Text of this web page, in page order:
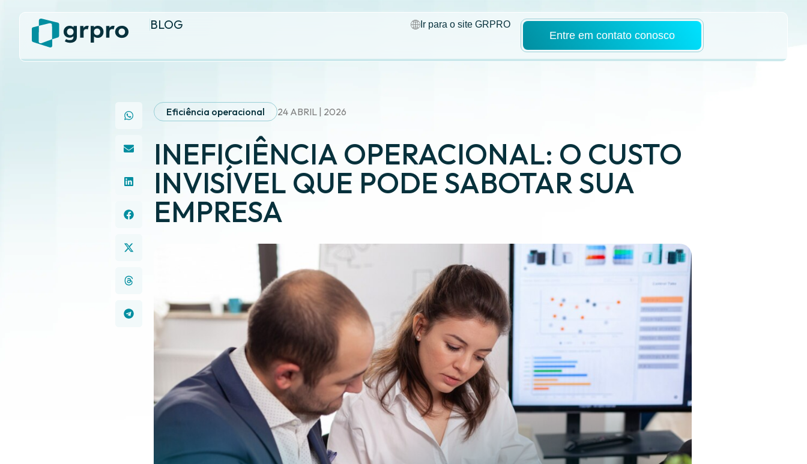
BLOG Ir para o site GRPRO
Entre em contato conosco
Eficiência operacional 24 ABRIL | 2026
INEFICIÊNCIA OPERACIONAL: O CUSTO
INVISÍVEL QUE PODE SABOTAR SUA
EMPRESA